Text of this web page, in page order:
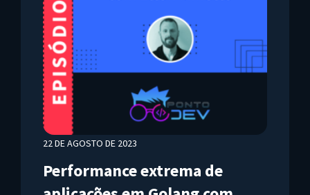
22 DE AGOSTO DE 2023
Performance extrema de